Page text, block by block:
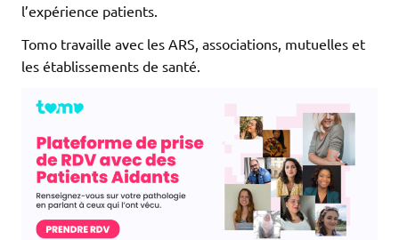
l’expérience patients.
Tomo travaille avec les ARS, associations, mutuelles et
les établissements de santé.